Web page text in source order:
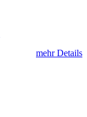
mehr Details